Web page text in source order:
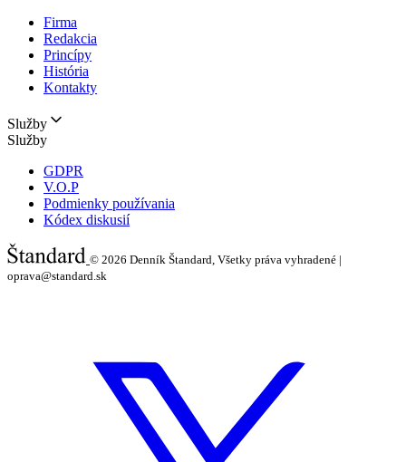
Firma
Redakcia
Princípy
História
Kontakty
Služby
Služby
GDPR
V.O.P
Podmienky používania
Kódex diskusií
© 2026 Denník Štandard, Všetky práva vyhradené |
oprava@standard.sk